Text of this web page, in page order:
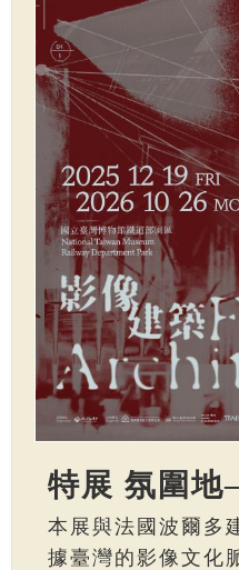
特展 氛圍
本展與法國波爾多
據臺灣的影像文化